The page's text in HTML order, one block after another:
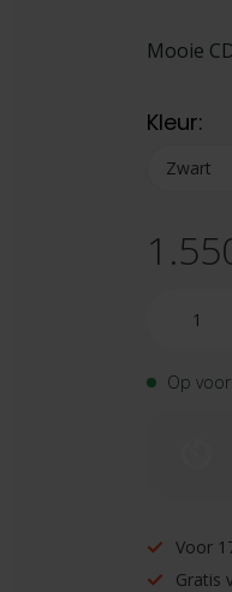
Mooie
Kleur:
Op
Voor
Gratis